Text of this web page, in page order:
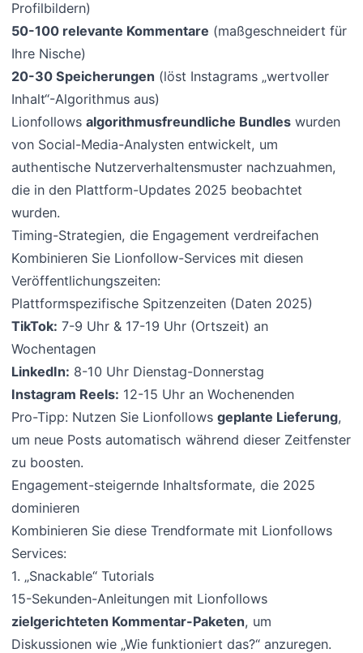
Profilbildern)
50-100 relevante Kommentare (maßgeschneidert für
Ihre Nische)
20-30 Speicherungen (löst Instagrams „wertvoller
Inhalt“-Algorithmus aus)
Lionfollowsalgorithmusfreundliche Bundles wurden
von Social-Media-Analysten entwickelt, um
authentische Nutzerverhaltensmuster nachzuahmen,
die in den Plattform-Updates 2025 beobachtet
wurden.
Timing-Strategien, die Engagement verdreifachen
Kombinieren Sie Lionfollow-Services mit diesen
Veröffentlichungszeiten:
Plattformspezifische Spitzenzeiten (Daten 2025)
TikTok: 7-9 Uhr & 17-19 Uhr (Ortszeit) an
Wochentagen
LinkedIn: 8-10 Uhr Dienstag-Donnerstag
Instagram Reels: 12-15 Uhr an Wochenenden
Pro-Tipp: Nutzen Sie Lionfollowsgeplante Lieferung,
um neue Posts automatisch während dieser Zeitfenster
zu boosten.
Engagement-steigernde Inhaltsformate, die 2025
dominieren
Kombinieren Sie diese Trendformate mit Lionfollows
Services:
1. „Snackable“ Tutorials
15-Sekunden-Anleitungen mit Lionfollows
zielgerichteten Kommentar-Paketen, um
Diskussionen wie „Wie funktioniert das?“ anzuregen.